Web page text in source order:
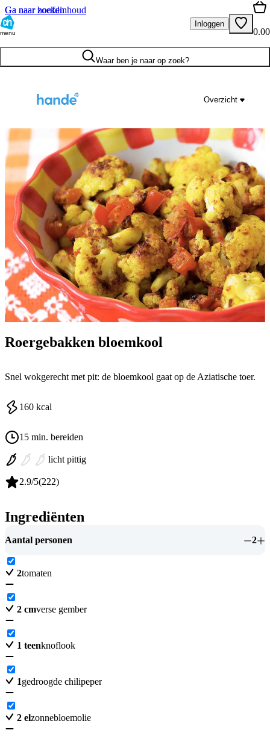
Ga naar hoofdinhoud
Ga naar zoeken
menu
Inloggen
0.00
Waar ben je naar op zoek?
Overzicht
Roergebakken bloemkool
Snel wokgerecht met pit: de bloemkool gaat op de Aziatische toer.
160 kcal
15 min. bereiden
licht pittig
2.9/5(222)
Ingrediënten
Aantal personen 2
2tomaten
2 cmverse gember
1 teenknoflook
1gedroogde chilipeper
2 elzonnebloemolie